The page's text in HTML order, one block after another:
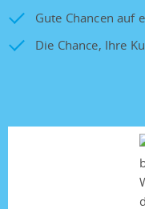
Gute Chancen auf
Die Chance, Ihre